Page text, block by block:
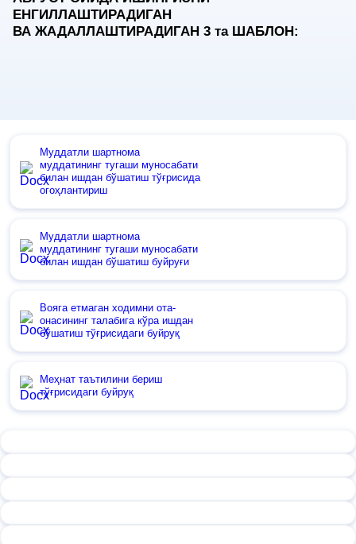
ЕНГИЛЛАШТИРАДИГАН
ВА ЖАДАЛЛАШТИРАДИГАН 3 таШАБЛОН:
Муддатли шартнома
муддатининг тугаши муносабати
билан ишдан бўшатиш тўғрисида
огоҳлантириш
Муддатли шартнома
муддатининг тугаши муносабати
билан ишдан бўшатиш буйруғи
Вояга етмаган ходимни ота-
онасининг талабига кўра ишдан
бўшатиш тўғрисидаги буйруқ
Меҳнат таътилини бериш
тўғрисидаги буйруқ